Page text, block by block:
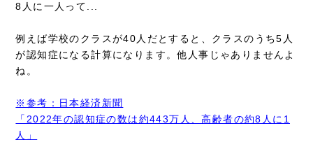
8人に一人って...
例えば学校のクラスが40人だとすると、クラスのうち5人
が認知症になる計算になります。他人事じゃありませんよ
ね。
※参考：日本経済新聞
「2022年の認知症の数は約443万人、高齢者の約8人に1
人」